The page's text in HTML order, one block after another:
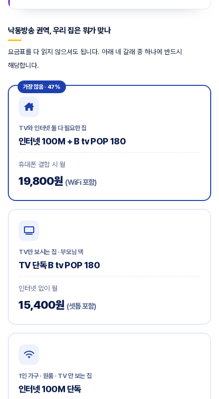
낙동방송 권역, 우리 집은 뭐가 맞나
요금표를 다 읽지 않으셔도 됩니다. 아래 네 갈래 중 하나에 반드시
해당합니다.
가장 많음 · 47%
TV와 인터넷 둘 다 필요한 집
인터넷 100M + B tv POP 180
휴대폰 결합 시 월
19,800원 (WiFi 포함)
TV만 보시는 집 · 부모님 댁
TV 단독 B tv POP 180
인터넷 없이 월
15,400원 (셋톱 포함)
1인 가구 · 원룸 · TV 안 보는 집
인터넷 100M 단독